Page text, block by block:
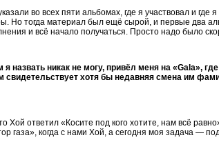
во всех пяти альбомах, где я участвовал и
Но тогда материал был ещё сырой, и первые два
и всё начало получаться. Просто надо было
никак не могу, привёл меня на «Gala»,
хотя бы недавняя смена им
ответил «Косите под кого хотите, нам всё
газа», когда с нами Хой, а сегодня моя задача —